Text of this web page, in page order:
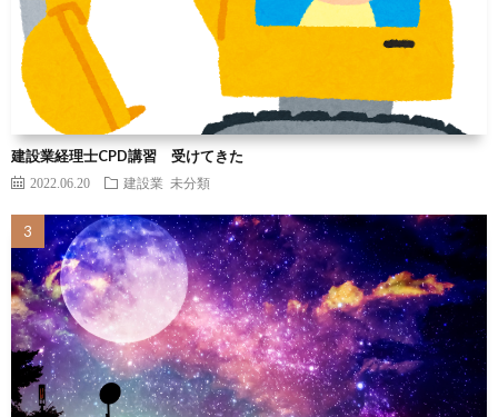
建設業経理士CPD講習 受けてきた
2022.06.20 建設業 未分類